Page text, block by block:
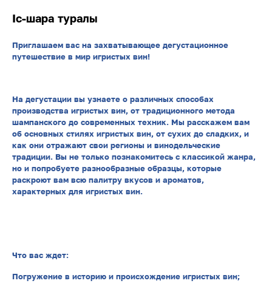
Іс-шара туралы
Приглашаем вас на захватывающее дегустационное
путешествие в мир игристых вин!
На дегустации вы узнаете о различных способах
производства игристых вин, от традиционного метода
шампанского до современных техник. Мы расскажем вам
об основных стилях игристых вин, от сухих до сладких, и
как они отражают свои регионы и винодельческие
традиции. Вы не только познакомитесь с классикой жанра,
но и попробуете разнообразные образцы, которые
раскроют вам всю палитру вкусов и ароматов,
характерных для игристых вин.
Что вас ждет:
Погружение в историю и происхождение игристых вин;